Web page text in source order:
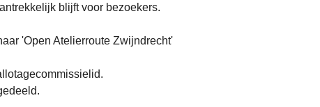
blijft voor bezoekers.
'Open Atelierroute Zwijndrecht'